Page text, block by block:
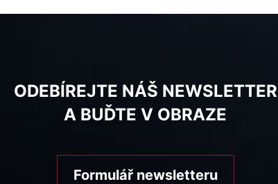
ODEBÍREJTE NÁŠ NEWSLETTER
A BUĎTE V OBRAZE
Formulář newsletteru